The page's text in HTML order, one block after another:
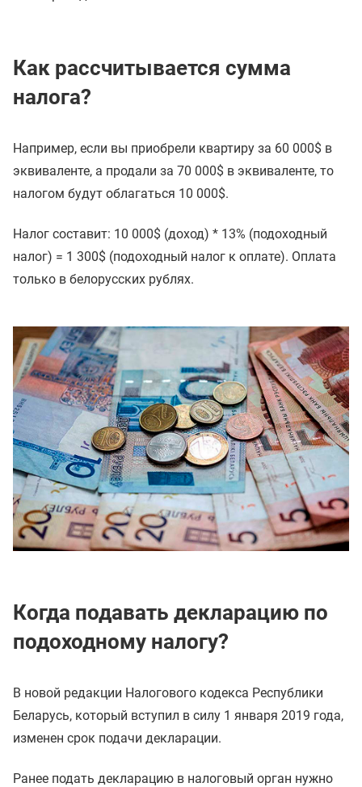
Как рассчитывается сумма
налога?
Например, если вы приобрели квартиру за 60 000$ в
эквиваленте, а продали за 70 000$ в эквиваленте, то
налогом будут облагаться 10 000$.
Налог составит: 10 000$ (доход) * 13% (подоходный
налог) = 1 300$ (подоходный налог к оплате). Оплата
только в белорусских рублях.
Когда подавать декларацию по
подоходному налогу?
В новой редакции Налогового кодекса Республики
Беларусь, который вступил в силу 1 января 2019 года,
изменен срок подачи декларации.
Ранее подать декларацию в налоговый орган нужно